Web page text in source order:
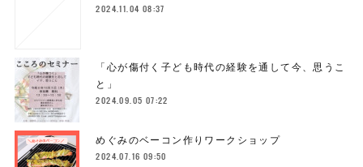
2024.11.04 08:37
「心が傷付く子ども時代の経験を通して今、思うこ
と」
2024.09.05 07:22
めぐみのベーコン作りワークショップ
2024.07.16 09:50